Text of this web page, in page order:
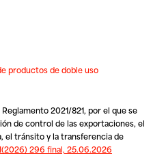
productos de doble uso
2021/821, por el que se
de control de las exportaciones, el
el tránsito y la transferencia de
296 final, 25.06.2026